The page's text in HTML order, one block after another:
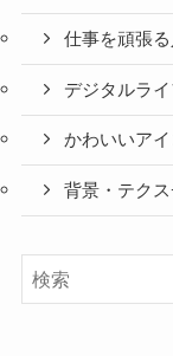
仕事を頑張
デジタルラ
かわいいア
背景・テク